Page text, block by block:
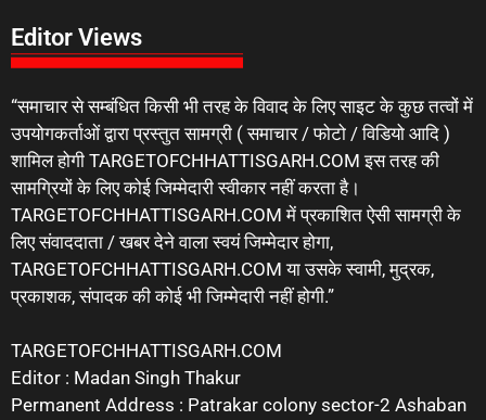
Editor Views
“समाचार से सम्बंधित किसी भी तरह के विवाद के लिए साइट के कुछ तत्वों में
उपयोगकर्ताओं द्वारा प्रस्तुत सामग्री ( समाचार / फोटो / विडियो आदि )
शामिल होगी TARGETOFCHHATTISGARH.COM इस तरह की
सामग्रियों के लिए कोई जिम्मेदारी स्वीकार नहीं करता है।
TARGETOFCHHATTISGARH.COM में प्रकाशित ऐसी सामग्री के
लिए संवाददाता / खबर देने वाला स्वयं जिम्मेदार होगा,
TARGETOFCHHATTISGARH.COM या उसके स्वामी, मुद्रक,
प्रकाशक, संपादक की कोई भी जिम्मेदारी नहीं होगी.”
TARGETOFCHHATTISGARH.COM
Editor : Madan Singh Thakur
Permanent Address : Patrakar colony sector-2 Ashaban